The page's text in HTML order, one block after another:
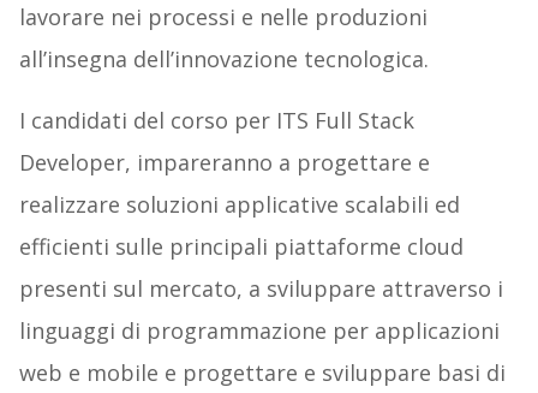
lavorare nei processi e nelle produzioni
all’insegna dell’innovazione tecnologica.
I candidati del corso per ITS Full Stack
Developer, impareranno a progettare e
realizzare soluzioni applicative scalabili ed
efficienti sulle principali piattaforme cloud
presenti sul mercato, a sviluppare attraverso i
linguaggi di programmazione per applicazioni
web e mobile e progettare e sviluppare basi di